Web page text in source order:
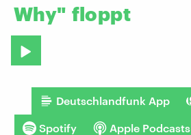
Why" floppt
Deutschlandfunk App
Spotify Apple Podcasts